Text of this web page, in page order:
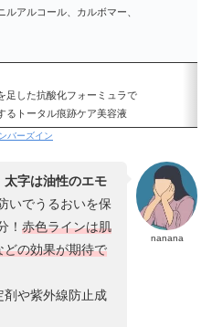
アルコール、カルボマー、
足した抗酸化フォーミュラで
るトータル痕跡ケア美容液
バーズイン
nanana
太字は油性のエモ
いでうるおいを保
！ 赤色ラインは肌
どの効果が期待で
剤や紫外線防止成